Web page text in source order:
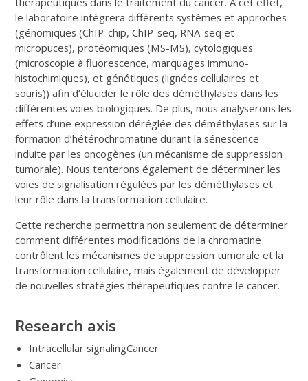
le laboratoire intègrera différents systèmes et approches
(génomiques (ChIP-chip, ChIP-seq, RNA-seq et
micropuces), protéomiques (MS-MS), cytologiques
(microscopie à fluorescence, marquages immuno-
histochimiques), et génétiques (lignées cellulaires et
souris)) afin d’élucider le rôle des déméthylases dans les
différentes voies biologiques. De plus, nous analyserons les
effets d’une expression déréglée des déméthylases sur la
formation d’hétérochromatine durant la sénescence
induite par les oncogènes (un mécanisme de suppression
tumorale). Nous tenterons également de déterminer les
voies de signalisation régulées par les déméthylases et
leur rôle dans la transformation cellulaire.
Cette recherche permettra non seulement de déterminer
comment différentes modifications de la chromatine
contrôlent les mécanismes de suppression tumorale et la
transformation cellulaire, mais également de développer
de nouvelles stratégies thérapeutiques contre le cancer.
Research axis
Intracellular signalingCancer
Cancer